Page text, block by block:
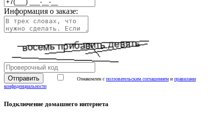
Информация о заказе:
Ознакомлен с ползовательским соглашением и правилами
конфиденциальности
Подключение домашнего интернета